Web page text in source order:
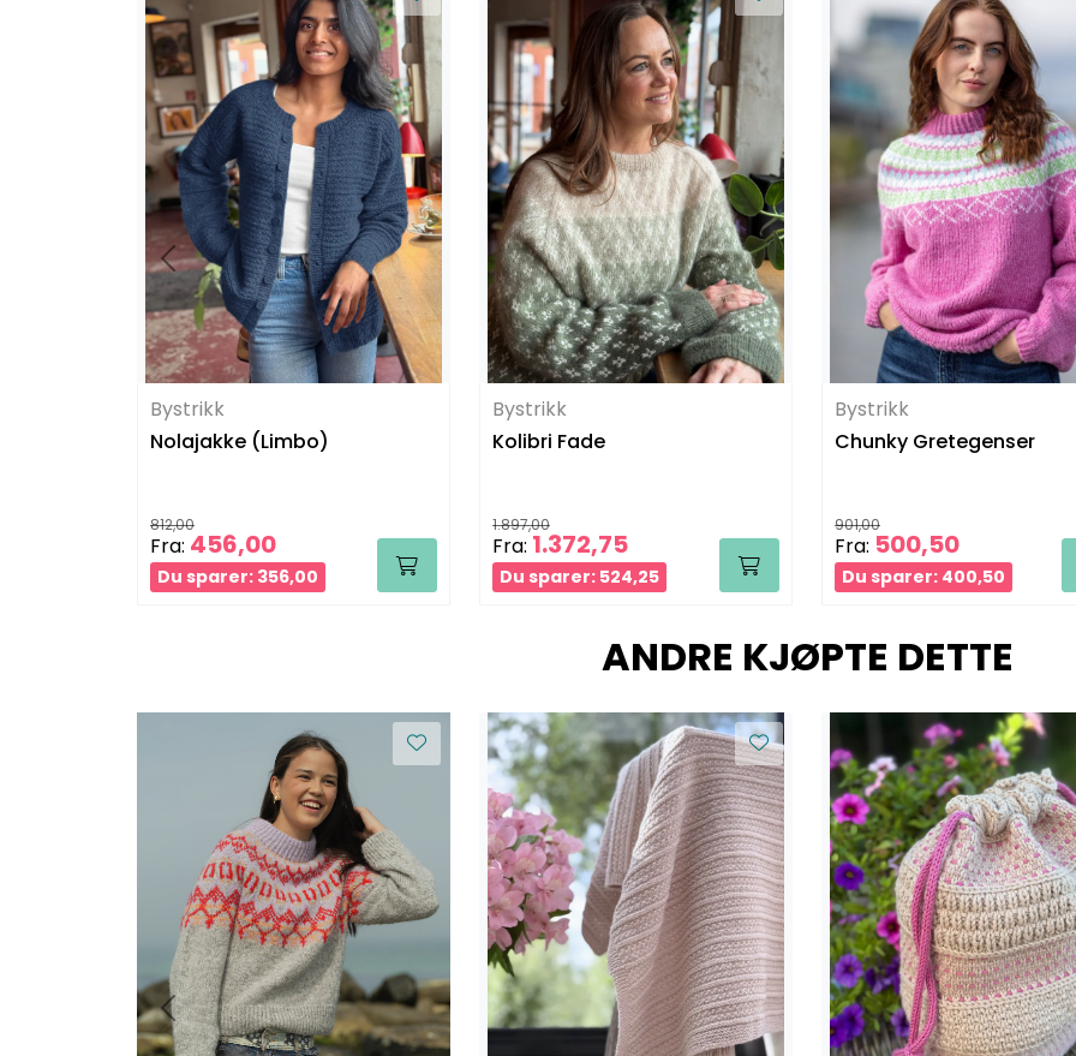
Bystrikk
Nolajakke (Limbo)
812,00
Fra: 456,00
Du sparer: 356,00
Bystrikk
Kolibri Fade
1.897,00
Fra: 1.372,75
Du sparer: 524,25
Bystrikk
Chunky Gretegenser
901,00
Fra: 500,50
Du sparer: 400,50
ANDRE KJØPTE DETTE